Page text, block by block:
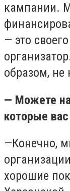
кампании.
— это
образом, не
— Можете
которые
—Конечно,
хорошие